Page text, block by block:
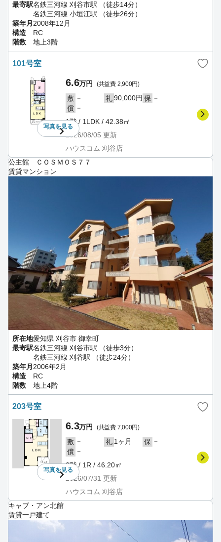
最寄駅名鉄三河線 刈谷市駅 （徒歩14分）
名鉄三河線 小垣江駅 （徒歩26分）
築年月 2008年12月
構造
RC
階数
地上3階
101号室
写真を見る
6.6万円 (共益費 2,900円)
敷 － 礼90,000円 保 －
償 －
1階 / 1LDK / 42.38㎡
2026/08/05 更新
ハウスコム 刈谷店
公主館 ＣＯＳＭＯＳ７７
賃貸マンション
所在地愛知県 刈谷市 御幸町
最寄駅名鉄三河線 刈谷市駅 （徒歩3分）
名鉄三河線 刈谷駅 （徒歩24分）
築年月 2006年2月
構造
RC
階数
地上4階
203号室
写真を見る
6.3万円 (共益費 7,000円)
敷 － 礼 1ヶ月 保 －
償 －
2階 / 1R / 46.20㎡
2026/07/31 更新
ハウスコム 刈谷店
キャブ・アン北館
賃貸一戸建て